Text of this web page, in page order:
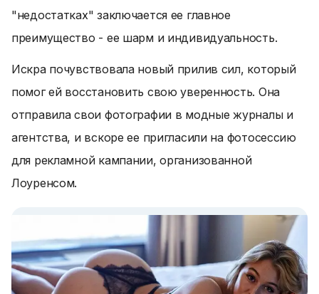
"недостатках" заключается ее главное
преимущество - ее шарм и индивидуальность.
Искра почувствовала новый прилив сил, который
помог ей восстановить свою уверенность. Она
отправила свои фотографии в модные журналы и
агентства, и вскоре ее пригласили на фотосессию
для рекламной кампании, организованной
Лоуренсом.